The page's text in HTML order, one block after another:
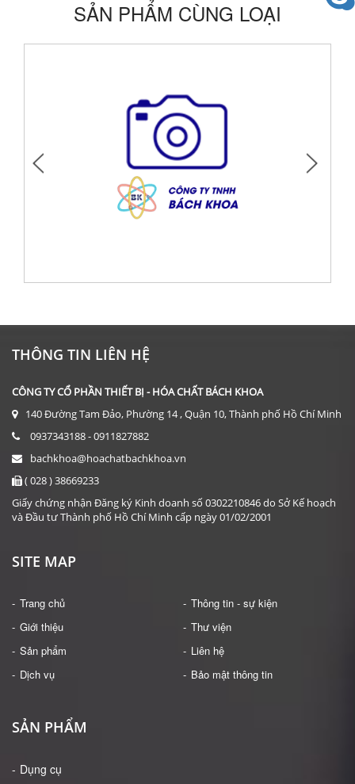
SẢN PHẨM CÙNG LOẠI
Giá: Liên hệ
THÔNG TIN LIÊN HỆ
CÔNG TY CỔ PHẦN THIẾT BỊ - HÓA CHẤT BÁCH KHOA
140 Đường Tam Đảo, Phường 14 , Quận 10, Thành phố Hồ Chí Minh
0937343188 - 0911827882
bachkhoa@hoachatbachkhoa.vn
( 028 ) 38669233
Giấy chứng nhận Đăng ký Kinh doanh số 0302210846 do Sở Kế hoạch
và Đầu tư Thành phố Hồ Chí Minh cấp ngày 01/02/2001
SITE MAP
Trang chủ
Giới thiệu
Sản phẩm
Dịch vụ
Thông tin - sự kiện
Thư viện
Liên hệ
Bảo mật thông tin
SẢN PHẨM
Dụng cụ